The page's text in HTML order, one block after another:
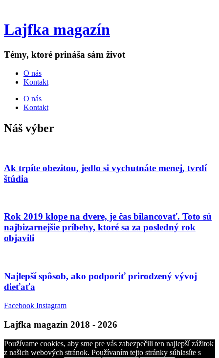
Lajfka magazín
Témy, ktoré prináša sám život
O nás
Kontakt
O nás
Kontakt
Náš výber
Ak trpíte obezitou, jedlo si vychutnáte menej, tvrdí
štúdia
Rok 2019 klope na dvere, je čas bilancovať. Toto sú
najbizarnejšie príbehy, ktoré sa za posledný rok
objavili
Najlepší spôsob, ako podporiť prirodzený vývoj
dieťaťa
Facebook Instagram
Lajfka magazín 2018 - 2026
Používame cookies, aby sme pre vás zabezpečili ten najlepší zážitok
z našich webových stránok. Používaním tejto stránky súhlasíte s